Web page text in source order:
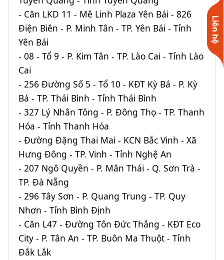
Liên hệ
- Căn LKD 11 - Mê Linh Plaza Yên Bái - 826
Điện Biên - P. Minh Tân - TP. Yên Bái - Tỉnh
Yên Bái
- 08 - Tổ 9 - P. Kim Tân - TP. Lào Cai - Tỉnh Lào
Cai
- 256 Đường Số 5 - Tổ 10 - KĐT Kỳ Bá - P. Kỳ
Bá - TP. Thái Bình - Tỉnh Thái Bình
- 327 Lý Nhân Tông - P. Đông Thọ - TP. Thanh
Hóa - Tỉnh Thanh Hóa
- Đường Đặng Thai Mai - KCN Bắc Vinh - Xã
Hưng Đông - TP. Vinh - Tỉnh Nghệ An
- 207 Ngô Quyền - P. Mân Thái - Q. Sơn Trà -
TP. Đà Nẵng
- 296 Tây Sơn - P. Quang Trung - TP. Quy
Nhơn - Tỉnh Bình Định
- Căn L47 - Đường Tôn Đức Thắng - KĐT Eco
City - P. Tân An - TP. Buôn Ma Thuột - Tỉnh
Đắk Lắk